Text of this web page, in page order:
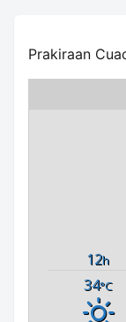
Prakiraan
12h
34°C